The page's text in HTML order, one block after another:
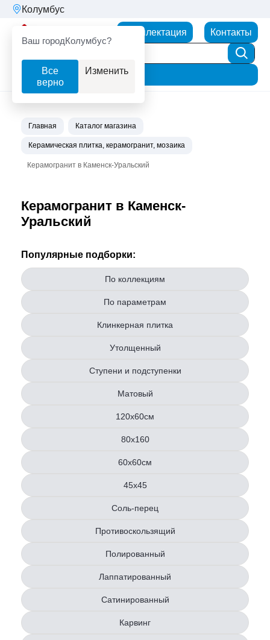
Колумбус
Ваш городКолумбус?
Все
верно
Изменить
Комплектация Контакты
Фильтр
Главная Каталог магазина
Керамическая плитка, керамогранит, мозаика
Керамогранит в Каменск-Уральский
Керамогранит в Каменск-
Уральский
Популярные подборки:
По коллекциям
По параметрам
Клинкерная плитка
Утолщенный
Ступени и подступенки
Матовый
120х60см
80x160
60х60см
45х45
Соль-перец
Противоскользящий
Полированный
Лаппатированный
Сатинированный
Карвинг